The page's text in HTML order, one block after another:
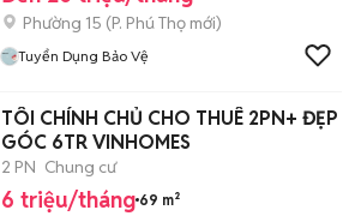
Phường 15 (P. Phú Thọ mới)
Tuyển Dụng Bảo Vệ
TÔI CHÍNH CHỦ CHO THUÊ 2PN+ ĐẸP
GÓC 6TR VINHOMES
2 PN Chung cư
6 triệu/tháng 69 m²